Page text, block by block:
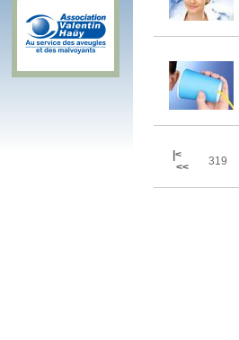
|<
<<
319